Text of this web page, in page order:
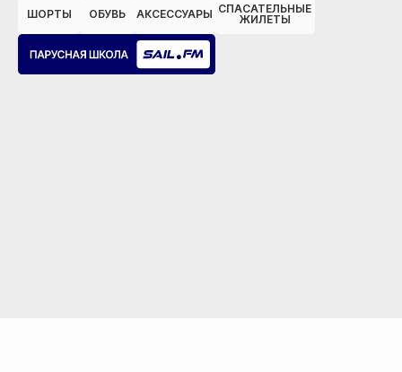
ШОРТЫ ОБУВЬ АКСЕССУАРЫ СПАСАТЕЛЬНЫЕ
ЖИЛЕТЫ